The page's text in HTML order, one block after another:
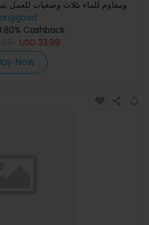
ومقاوم للماء بثلاث وضعيات للعمل
خارجية
Cashback
USD 33.99
Now